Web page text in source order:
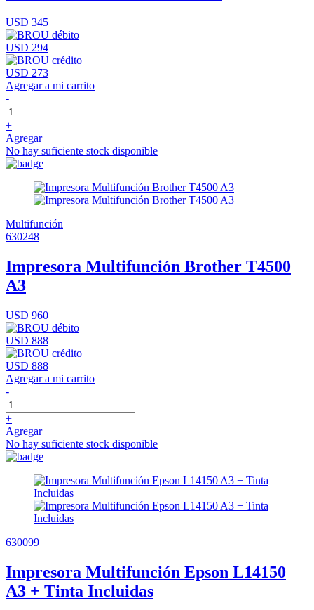
USD 345
USD 294
USD 273
Agregar a mi carrito
-
+
Agregar
No hay suficiente stock disponible
Multifunción
630248
Impresora Multifunción Brother T4500
A3
USD 960
USD 888
USD 888
Agregar a mi carrito
-
+
Agregar
No hay suficiente stock disponible
630099
Impresora Multifunción Epson L14150
A3 + Tinta Incluidas